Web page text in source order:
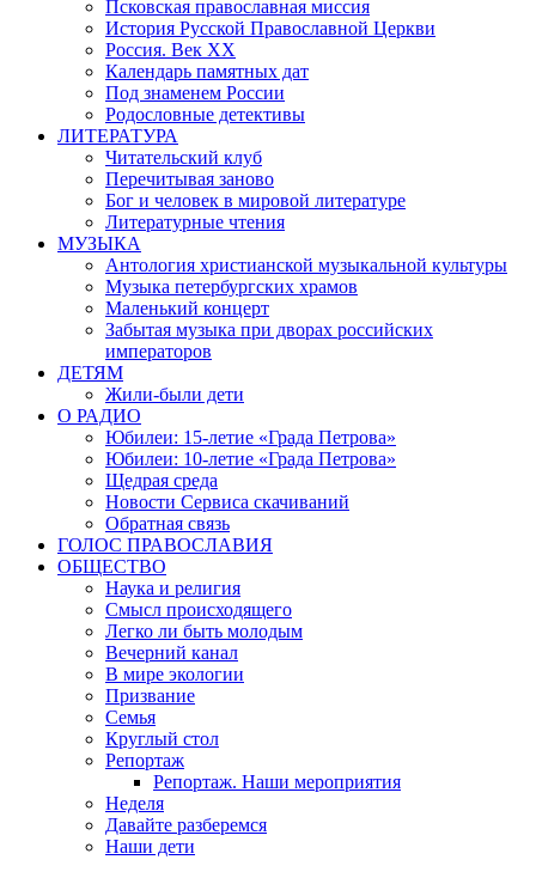
Псковская православная миссия
История Русской Православной Церкви
Россия. Век ХХ
Календарь памятных дат
Под знаменем России
Родословные детективы
ЛИТЕРАТУРА
Читательский клуб
Перечитывая заново
Бог и человек в мировой литературе
Литературные чтения
МУЗЫКА
Антология христианской музыкальной культуры
Музыка петербургских храмов
Маленький концерт
Забытая музыка при дворах российских
императоров
ДЕТЯМ
Жили-были дети
О РАДИО
Юбилеи: 15-летие «Града Петрова»
Юбилеи: 10-летие «Града Петрова»
Щедрая среда
Новости Сервиса скачиваний
Обратная связь
ГОЛОС ПРАВОСЛАВИЯ
ОБЩЕСТВО
Наука и религия
Смысл происходящего
Легко ли быть молодым
Вечерний канал
В мире экологии
Призвание
Семья
Круглый стол
Репортаж
Репортаж. Наши мероприятия
Неделя
Давайте разберемся
Наши дети